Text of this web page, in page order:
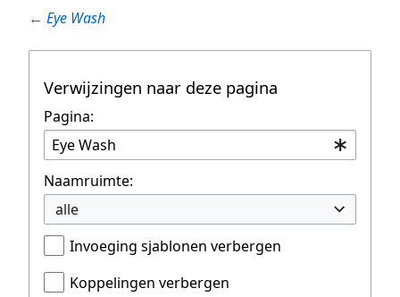
← Eye Wash
Verwijzingen naar deze pagina
Pagina:
Naamruimte:
alle
Invoeging sjablonen verbergen
Koppelingen verbergen